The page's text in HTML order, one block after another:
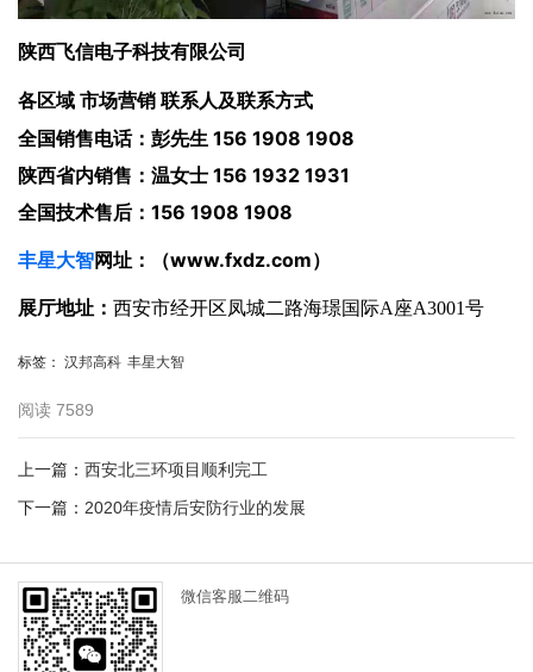
陕西飞信电子科技有限公司
各区域 市场营销 联系人及联系方式
全国销售电话：彭先生 156 1908 1908
陕西省内销售：温女士 156 1932 1931
全国技术售后： 156 1908 1908
丰星大智网址：（www.fxdz.com）
展厅地址： 西安市经开区凤城二路海璟国际A座A3001号
标签： 汉邦高科 丰星大智
阅读 7589
上一篇： 西安北三环项目顺利完工
下一篇： 2020年疫情后安防行业的发展
微信客服二维码